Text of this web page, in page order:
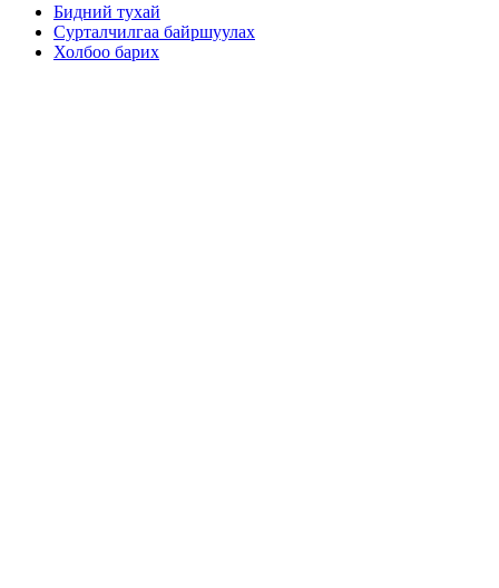
Бидний тухай
Сурталчилгаа байршуулах
Холбоо барих